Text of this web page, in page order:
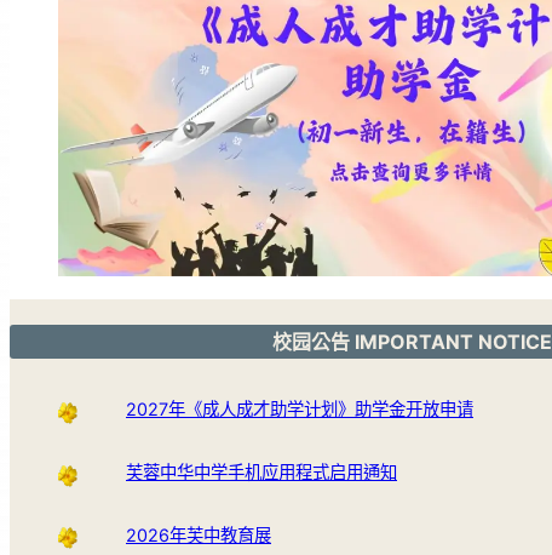
校园公告 IMPORTANT NOTICE
2027年《成人成才助学计划》助学金开放申请
芙蓉中华中学手机应用程式启用通知
2026年芙中教育展